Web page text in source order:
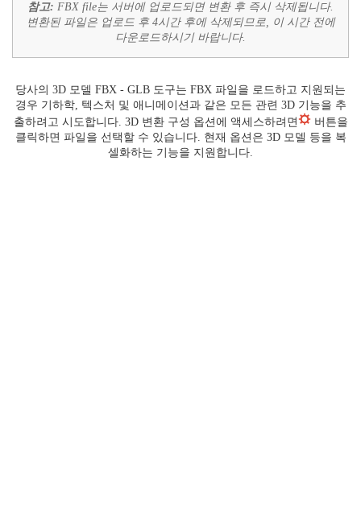
참고: FBX file는 서버에 업로드되면 변환 후 즉시 삭제됩니다.
변환된 파일은 업로드 후 4시간 후에 삭제되므로, 이 시간 전에
다운로드하시기 바랍니다.
당사의 3D 모델 FBX - GLB 도구는 FBX 파일을 로드하고 지원되는
경우 기하학, 텍스처 및 애니메이션과 같은 모든 관련 3D 기능을 추
출하려고 시도합니다. 3D 변환 구성 옵션에 액세스하려면
버튼을
클릭하면 파일을 선택할 수 있습니다. 현재 옵션은 3D 모델 등을 복
셀화하는 기능을 지원합니다.